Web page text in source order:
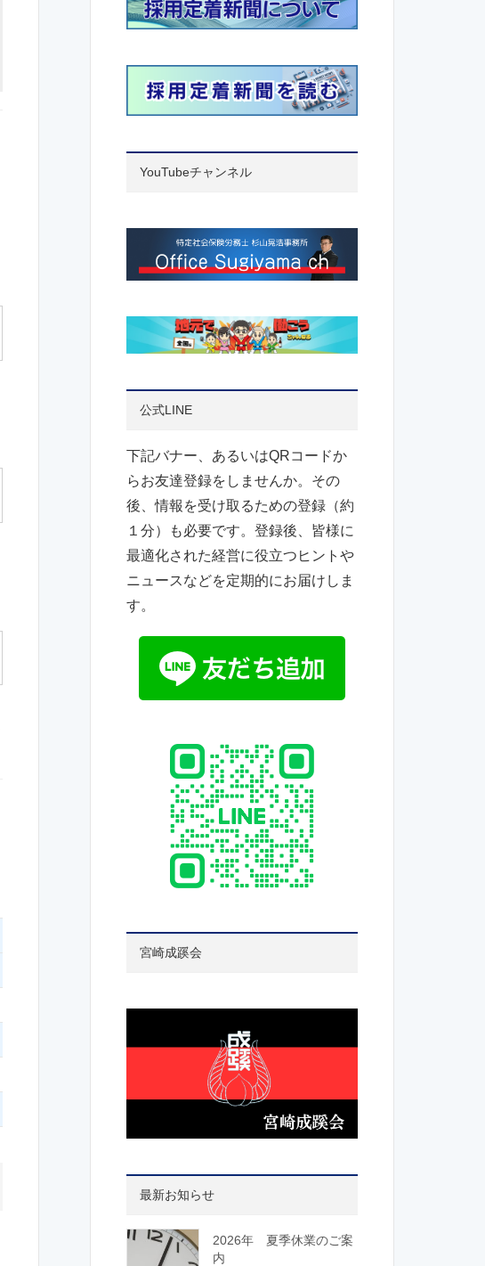
YouTubeチャンネル
公式LINE
下記バナー、あるいはQRコードか
らお友達登録をしませんか。その
後、情報を受け取るための登録（約
１分）も必要です。登録後、皆様に
最適化された経営に役立つヒントや
ニュースなどを定期的にお届けしま
す。
宮崎成蹊会
最新お知らせ
2026年 夏季休業のご案
内